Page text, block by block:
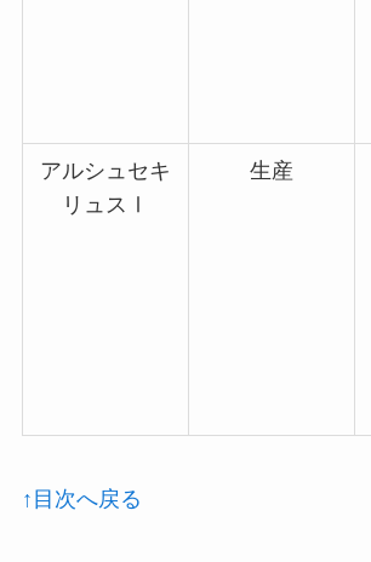
アルシュセキ
リュスⅠ
生産
↑目次へ戻る